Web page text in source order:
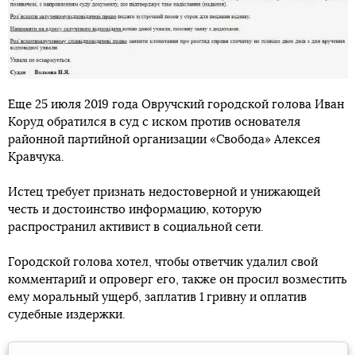
Еще 25 июля 2019 года Овручский городской голова Иван
Коруд обратился в суд с иском против основателя
районной партийной организации «Свобода» Алексея
Кравчука.
Истец требует признать недостоверной и унижающей
честь и достоинство информацию, которую
распространил активист в социальной сети.
Городской голова хотел, чтобы ответчик удалил свой
комментарий и опроверг его, также он просил возместить
ему моральный ущерб, заплатив 1 гривну и оплатив
судебные издержки.